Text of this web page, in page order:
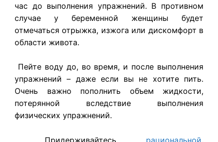
час до выполнения упражнений. В противном
случае у беременной женщины будет
отмечаться отрыжка, изжога или дискомфорт в
области живота.
Пейте воду до, во время, и после выполнения
упражнений – даже если вы не хотите пить.
Очень важно пополнить объем жидкости,
потерянной вследствие выполнения
физических упражнений.
Придерживайтесь рациональной,